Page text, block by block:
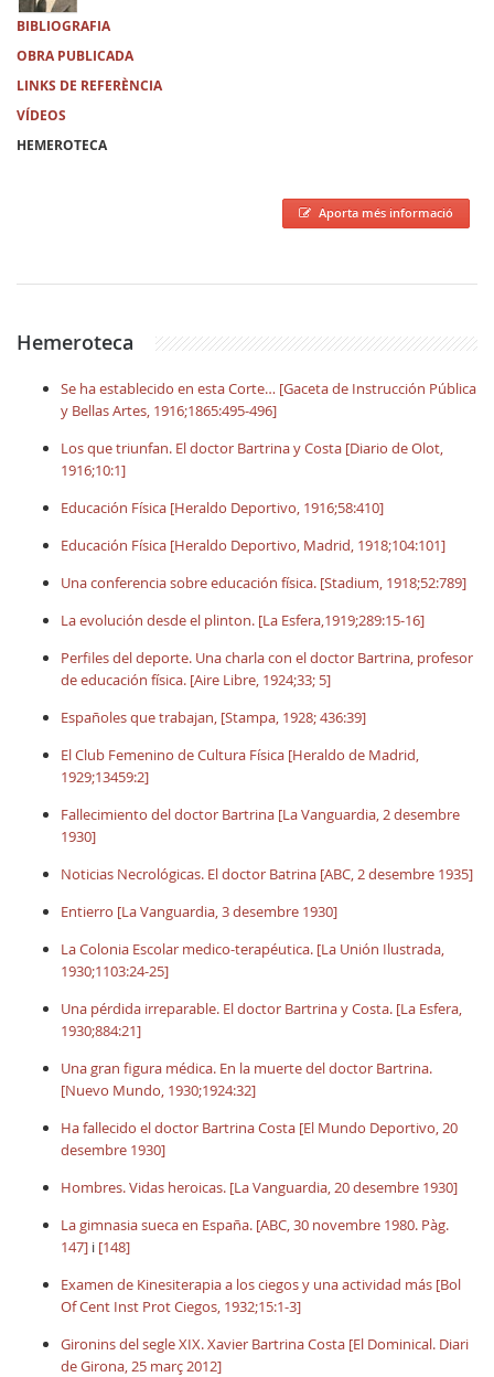
BIBLIOGRAFIA
OBRA PUBLICADA
LINKS DE REFERÈNCIA
VÍDEOS
HEMEROTECA
Aporta més informació
Hemeroteca
Se ha establecido en esta Corte… [Gaceta de Instrucción Pública
y Bellas Artes, 1916;1865:495-496]
Los que triunfan. El doctor Bartrina y Costa [Diario de Olot,
1916;10:1]
Educación Física [Heraldo Deportivo, 1916;58:410]
Educación Física [Heraldo Deportivo, Madrid, 1918;104:101]
Una conferencia sobre educación física. [Stadium, 1918;52:789]
La evolución desde el plinton. [La Esfera,1919;289:15-16]
Perfiles del deporte. Una charla con el doctor Bartrina, profesor
de educación física. [Aire Libre, 1924;33; 5]
Españoles que trabajan, [Stampa, 1928; 436:39]
El Club Femenino de Cultura Física [Heraldo de Madrid,
1929;13459:2]
Fallecimiento del doctor Bartrina [La Vanguardia, 2 desembre
1930]
Noticias Necrológicas. El doctor Batrina [ABC, 2 desembre 1935]
Entierro [La Vanguardia, 3 desembre 1930]
La Colonia Escolar medico-terapéutica. [La Unión Ilustrada,
1930;1103:24-25]
Una pérdida irreparable. El doctor Bartrina y Costa. [La Esfera,
1930;884:21]
Una gran figura médica. En la muerte del doctor Bartrina.
[Nuevo Mundo, 1930;1924:32]
Ha fallecido el doctor Bartrina Costa [El Mundo Deportivo, 20
desembre 1930]
Hombres. Vidas heroicas. [La Vanguardia, 20 desembre 1930]
La gimnasia sueca en España. [ABC, 30 novembre 1980. Pàg.
147] i [148]
Examen de Kinesiterapia a los ciegos y una actividad más [Bol
Of Cent Inst Prot Ciegos, 1932;15:1-3]
Gironins del segle XIX. Xavier Bartrina Costa [El Dominical. Diari
de Girona, 25 març 2012]